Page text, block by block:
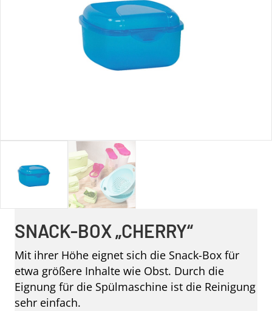
SNACK-BOX „CHERRY“
Mit ihrer Höhe eignet sich die Snack-Box für
etwa größere Inhalte wie Obst. Durch die
Eignung für die Spülmaschine ist die Reinigung
sehr einfach.